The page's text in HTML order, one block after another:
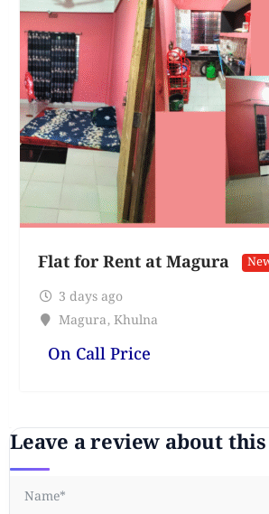
Flat for Rent at Magura
3 days ago
Magura, Khulna
On Call Price
Leave a review about this